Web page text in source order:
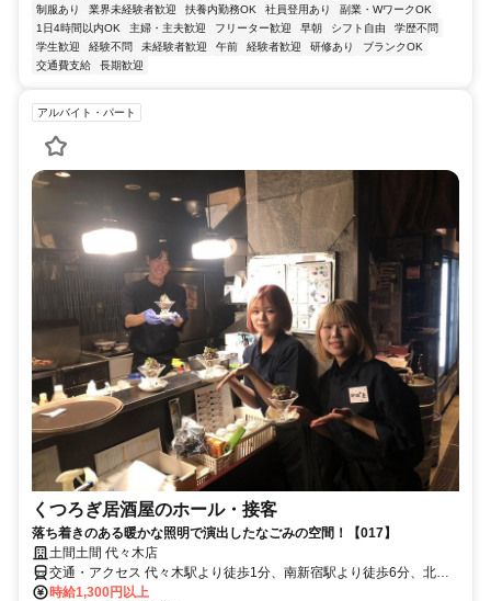
制服あり 業界未経験者歓迎 扶養内勤務OK 社員登用あり
副業・WワークOK
1日4時間以内OK
主婦・主夫歓迎 フリーター歓迎 早朝 シフト自由
学歴不問
学生歓迎
経験不問 未経験者歓迎 午前 経験者歓迎 研修あり
ブランクOK
交通費支給
長期歓迎
アルバイト・パート
くつろぎ居酒屋のホール・接客
落ち着きのある暖かな照明で演出したなごみの空間！【017】
土間土間 代々木店
交通・アクセス 代々木駅より徒歩1分、南新宿駅より徒歩6分、北参
道駅より徒歩8分
時給1,300円以上